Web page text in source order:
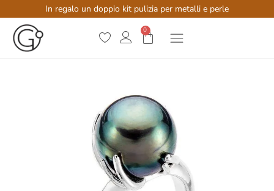
In regalo un doppio kit pulizia per metalli e perle
0